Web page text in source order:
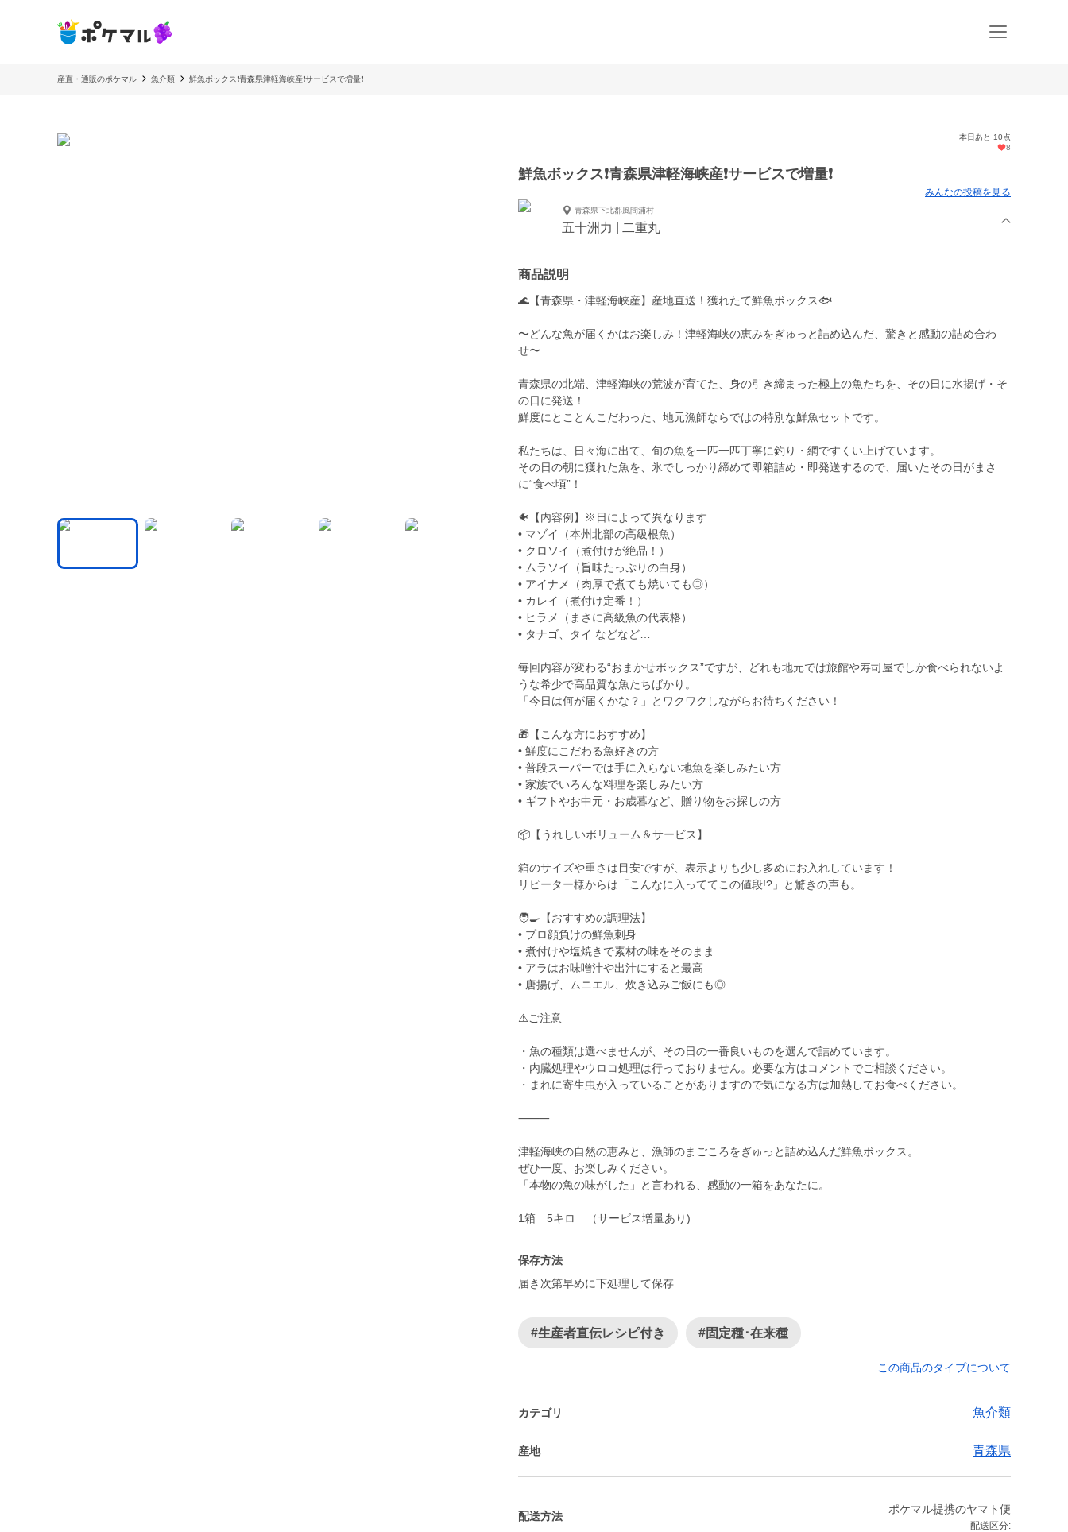
産直・通販のポケマル 魚介類 鮮魚ボックス❗️青森県津軽海峡産❗️サービスで増量❗️
本日あと 10点
8
鮮魚ボックス❗️青森県津軽海峡産❗️サービスで増量❗️
みんなの投稿を見る
青森県下北郡風間浦村
五十洲力 | 二重丸
商品説明
🌊【青森県・津軽海峡産】産地直送！獲れたて鮮魚ボックス🐟
〜どんな魚が届くかはお楽しみ！津軽海峡の恵みをぎゅっと詰め込んだ、驚きと感動の詰め合わ
せ〜
青森県の北端、津軽海峡の荒波が育てた、身の引き締まった極上の魚たちを、その日に水揚げ・そ
の日に発送！
鮮度にとことんこだわった、地元漁師ならではの特別な鮮魚セットです。
私たちは、日々海に出て、旬の魚を一匹一匹丁寧に釣り・網ですくい上げています。
その日の朝に獲れた魚を、氷でしっかり締めて即箱詰め・即発送するので、届いたその日がまさ
に“食べ頃”！
🐠【内容例】※日によって異なります
• マゾイ（本州北部の高級根魚）
• クロソイ（煮付けが絶品！）
• ムラソイ（旨味たっぷりの白身）
• アイナメ（肉厚で煮ても焼いても◎）
• カレイ（煮付け定番！）
• ヒラメ（まさに高級魚の代表格）
• タナゴ、タイ などなど…
毎回内容が変わる“おまかせボックス”ですが、どれも地元では旅館や寿司屋でしか食べられないよ
うな希少で高品質な魚たちばかり。
「今日は何が届くかな？」とワクワクしながらお待ちください！
🎁【こんな方におすすめ】
• 鮮度にこだわる魚好きの方
• 普段スーパーでは手に入らない地魚を楽しみたい方
• 家族でいろんな料理を楽しみたい方
• ギフトやお中元・お歳暮など、贈り物をお探しの方
📦【うれしいボリューム＆サービス】
箱のサイズや重さは目安ですが、表示よりも少し多めにお入れしています！
リピーター様からは「こんなに入っててこの値段!?」と驚きの声も。
🧑‍🍳【おすすめの調理法】
• プロ顔負けの鮮魚刺身
• 煮付けや塩焼きで素材の味をそのまま
• アラはお味噌汁や出汁にすると最高
• 唐揚げ、ムニエル、炊き込みご飯にも◎
⚠️ご注意
・魚の種類は選べませんが、その日の一番良いものを選んで詰めています。
・内臓処理やウロコ処理は行っておりません。必要な方はコメントでご相談ください。
・まれに寄生虫が入っていることがありますので気になる方は加熱してお食べください。
⸻
津軽海峡の自然の恵みと、漁師のまごころをぎゅっと詰め込んだ鮮魚ボックス。
ぜひ一度、お楽しみください。
「本物の魚の味がした」と言われる、感動の一箱をあなたに。
1箱 5キロ （サービス増量あり)
保存方法
届き次第早めに下処理して保存
#生産者直伝レシピ付き #固定種･在来種
この商品のタイプについて
カテゴリ 魚介類
産地 青森県
配送方法
ポケマル提携のヤマト便
配送区分: